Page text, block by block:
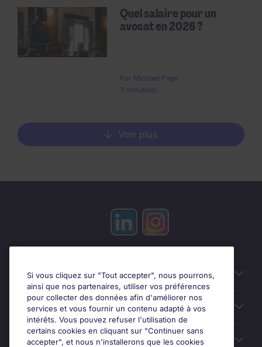
Quel salaire pour un
avocat en 2026 ?
Par Michael Page
3 minute(s)
Voir plus
Candidats
Entreprises
Contact
Si vous cliquez sur "Tout accepter", nous pourrons,
ainsi que nos partenaires, utiliser vos préférences
pour collecter des données afin d'améliorer nos
services et vous fournir un contenu adapté à vos
intérêts. Vous pouvez refuser l'utilisation de
certains cookies en cliquant sur "Continuer sans
accepter", et nous n'installerons que les cookies